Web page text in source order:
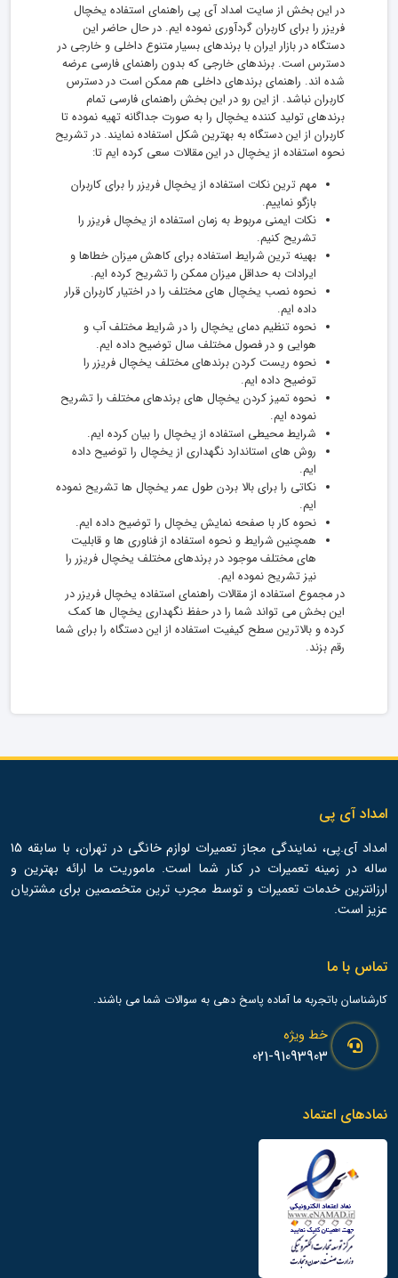
در این بخش از سایت امداد آی پی راهنمای استفاده یخچال
فریزر را برای کاربران گردآوری نموده ایم. در حال حاضر این
دستگاه در بازار ایران با برندهای بسیار متنوع داخلی و خارجی در
دسترس است. برندهای خارجی که بدون راهنمای فارسی عرضه
شده اند. راهنمای برندهای داخلی هم ممکن است در دسترس
کاربران نباشد. از این رو در این بخش راهنمای فارسی تمام
برندهای تولید کننده یخچال را به صورت جداگانه تهیه نموده تا
کاربران از این دستگاه به بهترین شکل استفاده نمایند. در تشریح
نحوه استفاده از یخچال در این مقالات سعی کرده ایم تا:
مهم ترین نکات استفاده از یخچال فریزر را برای کاربران
بازگو نماییم.
نکات ایمنی مربوط به زمان استفاده از یخچال فریزر را
تشریح کنیم.
بهینه ترین شرایط استفاده برای کاهش میزان خطاها و
ایرادات به حداقل میزان ممکن را تشریح کرده ایم.
نحوه نصب یخچال های مختلف را در اختیار کاربران قرار
داده ایم.
نحوه تنظیم دمای یخچال را در شرایط مختلف آب و
هوایی و در فصول مختلف سال توضیح داده ایم.
نحوه ریست کردن برندهای مختلف یخچال فریزر را
توضیح داده ایم.
نحوه تمیز کردن یخچال های برندهای مختلف را تشریح
نموده ایم.
شرایط محیطی استفاده از یخچال را بیان کرده ایم.
روش های استاندارد نگهداری از یخچال را توضیح داده
ایم.
نکاتی را برای بالا بردن طول عمر یخچال ها تشریح نموده
ایم.
نحوه کار با صفحه نمایش یخچال را توضیح داده ایم.
همچنین شرایط و نحوه استفاده از فناوری ها و قابلیت
های مختلف موجود در برندهای مختلف یخچال فریزر را
نیز تشریح نموده ایم.
در مجموع استفاده از مقالات راهنمای استفاده یخچال فریزر در
این بخش می تواند شما را در حفظ نگهداری یخچال ها کمک
کرده و بالاترین سطح کیفیت استفاده از این دستگاه را برای شما
رقم بزند.
امداد آی پی
امداد آی.پی، نمایندگی مجاز تعمیرات لوازم خانگی در تهران، با سابقه 15
ساله در زمینه تعمیرات در کنار شما است. ماموریت ما ارائه بهترین و
ارزانترین خدمات تعمیرات و توسط مجرب ترین متخصصین برای مشتریان
عزیز است.
تماس با ما
کارشناسان باتجربه ما آماده پاسخ دهی به سوالات شما می باشند.
خط ویژه
021-91093903
نمادهای اعتماد